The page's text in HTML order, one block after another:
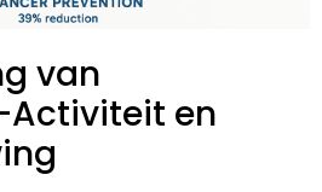
van
Activiteit en